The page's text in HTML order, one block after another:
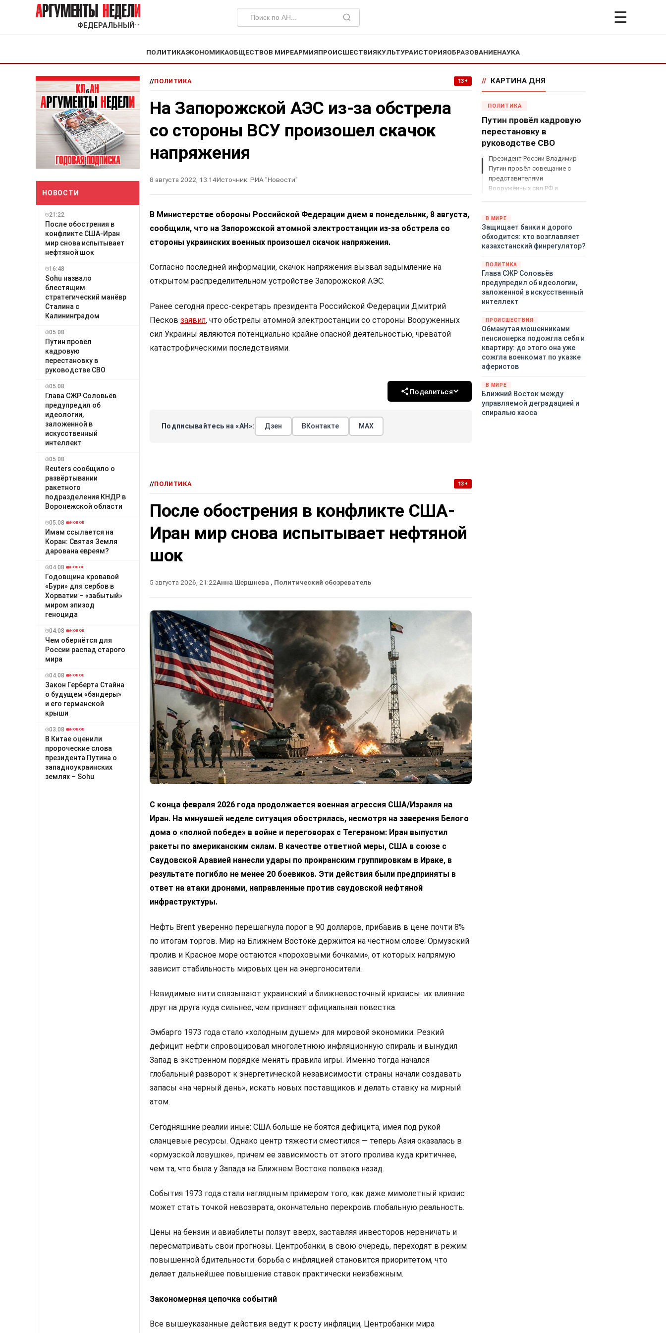
ФЕДЕРАЛЬНЫЙ ﹀ ☰
ПОЛИТИКАЭКОНОМИКАОБЩЕСТВОВ МИРЕАРМИЯПРОИСШЕСТВИЯКУЛЬТУРАИСТОРИЯОБРАЗОВАНИЕНАУКА
НОВОСТИ
21:22
После обострения в
конфликте США-Иран
мир снова испытывает
нефтяной шок
16:48
Sohu назвало
блестящим
стратегический манёвр
Сталина с
Калининградом
05.08
Путин провёл
кадровую
перестановку в
руководстве СВО
05.08
Глава СЖР Соловьёв
предупредил об
идеологии,
заложенной в
искусственный
интеллект
05.08
Reuters сообщило о
развёртывании
ракетного
подразделения КНДР в
Воронежской области
05.08 НОВОЕ
Имам ссылается на
Коран: Святая Земля
дарована евреям?
04.08 НОВОЕ
Годовщина кровавой
«Бури» для сербов в
Хорватии – «забытый»
миром эпизод
геноцида
04.08 НОВОЕ
Чем обернётся для
России распад старого
мира
04.08 НОВОЕ
Закон Герберта Стайна
о будущем «бандеры»
и его германской
крыши
03.08 НОВОЕ
В Китае оценили
пророческие слова
президента Путина о
западноукраинских
землях – Sohu
//ПОЛИТИКА 13+
На Запорожской АЭС из-за обстрела
со стороны ВСУ произошел скачок
напряжения
8 августа 2022, 13:14Источник: РИА "Новости"
В Министерстве обороны Российской Федерации днем в понедельник, 8 августа,
сообщили, что на Запорожской атомной электростанции из-за обстрела со
стороны украинских военных произошел скачок напряжения.
Согласно последней информации, скачок напряжения вызвал задымление на
открытом распределительном устройстве Запорожской АЭС.
Ранее сегодня пресс-секретарь президента Российской Федерации Дмитрий
Песков заявил, что обстрелы атомной электростанции со стороны Вооруженных
сил Украины являются потенциально крайне опасной деятельностью, чреватой
катастрофическими последствиями.
Поделиться
Подписывайтесь на «АН»: Дзен ВКонтакте МАХ
//ПОЛИТИКА 13+
После обострения в конфликте США-
Иран мир снова испытывает нефтяной
шок
5 августа 2026, 21:22Анна Шершнева , Политический обозреватель
С конца февраля 2026 года продолжается военная агрессия США/Израиля на
Иран. На минувшей неделе ситуация обострилась, несмотря на заверения Белого
дома о «полной победе» в войне и переговорах с Тегераном: Иран выпустил
ракеты по американским силам. В качестве ответной меры, США в союзе с
Саудовской Аравией нанесли удары по проиранским группировкам в Ираке, в
результате погибло не менее 20 боевиков. Эти действия были предприняты в
ответ на атаки дронами, направленные против саудовской нефтяной
инфраструктуры.
Нефть Brent уверенно перешагнула порог в 90 долларов, прибавив в цене почти 8%
по итогам торгов. Мир на Ближнем Востоке держится на честном слове: Ормузский
пролив и Красное море остаются «пороховыми бочками», от которых напрямую
зависит стабильность мировых цен на энергоносители.
Невидимые нити связывают украинский и ближневосточный кризисы: их влияние
друг на друга куда сильнее, чем признает официальная повестка.
Эмбарго 1973 года стало «холодным душем» для мировой экономики. Резкий
дефицит нефти спровоцировал многолетнюю инфляционную спираль и вынудил
Запад в экстренном порядке менять правила игры. Именно тогда начался
глобальный разворот к энергетической независимости: страны начали создавать
запасы «на черный день», искать новых поставщиков и делать ставку на мирный
атом.
Сегодняшние реалии иные: США больше не боятся дефицита, имея под рукой
сланцевые ресурсы. Однако центр тяжести сместился — теперь Азия оказалась в
«ормузской ловушке», причем ее зависимость от этого пролива куда критичнее,
чем та, что была у Запада на Ближнем Востоке полвека назад.
События 1973 года стали наглядным примером того, как даже мимолетный кризис
может стать точкой невозврата, окончательно перекроив глобальную реальность.
Цены на бензин и авиабилеты ползут вверх, заставляя инвесторов нервничать и
пересматривать свои прогнозы. Центробанки, в свою очередь, переходят в режим
повышенной бдительности: борьба с инфляцией становится приоритетом, что
делает дальнейшее повышение ставок практически неизбежным.
Закономерная цепочка событий
Все вышеуказанные действия ведут к росту инфляции, Центробанки мира
// КАРТИНА ДНЯ
ПОЛИТИКА
Путин провёл кадровую
перестановку в
руководстве СВО
Президент России Владимир
Путин провёл совещание с
представителями
Вооружённых сил РФ и
руководстве спецоперацией.
В МИРЕ
Защищает банки и дорого
обходится: кто возглавляет
казахстанский финрегулятор?
ПОЛИТИКА
Глава СЖР Соловьёв
предупредил об идеологии,
заложенной в искусственный
интеллект
ПРОИСШЕСТВИЯ
Обманутая мошенниками
пенсионерка подожгла себя и
квартиру: до этого она уже
сожгла военкомат по указке
аферистов
В МИРЕ
Ближний Восток между
управляемой деградацией и
спиралью хаоса